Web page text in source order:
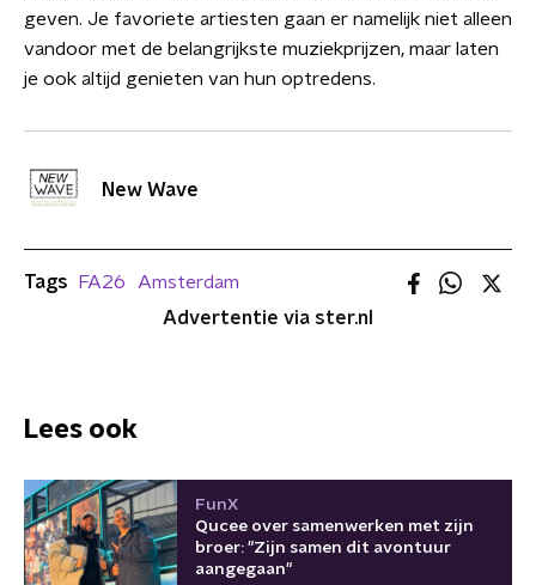
geven. Je favoriete artiesten gaan er namelijk niet alleen
vandoor met de belangrijkste muziekprijzen, maar laten
je ook altijd genieten van hun optredens.
New Wave
Tags FA26
Amsterdam
Advertentie via ster.nl
Lees ook
FunX
Qucee over samenwerken met zijn
broer: "Zijn samen dit avontuur
aangegaan"